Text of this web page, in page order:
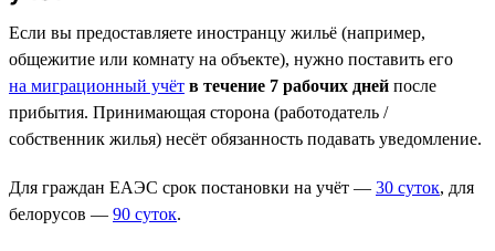
Если вы предоставляете иностранцу жильё (например,
общежитие или комнату на объекте), нужно поставить его
на миграционный учёт в течение 7 рабочих дней после
прибытия. Принимающая сторона (работодатель /
собственник жилья) несёт обязанность подавать уведомление.
Для граждан ЕАЭС срок постановки на учёт — 30 суток, для
белорусов — 90 суток.